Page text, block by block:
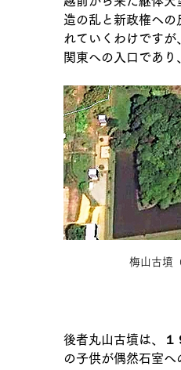
造の乱と新政権への
れていくわけです
関東への入口であり
梅山古墳
後者丸山古墳は、１
の子供が偶然石室へ